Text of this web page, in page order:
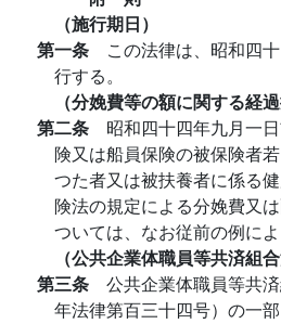
（施行期日）
第一条 この法律は、昭和四
行する。
（分娩費等の額に関する経過
第二条 昭和四十四年九月一
険又は船員保険の被保険者
つた者又は被扶養者に係る
険法の規定による分娩費又
ついては、なお従前の例によ
（公共企業体職員等共済組
第三条 公共企業体職員等共
年法律第百三十四号）の一